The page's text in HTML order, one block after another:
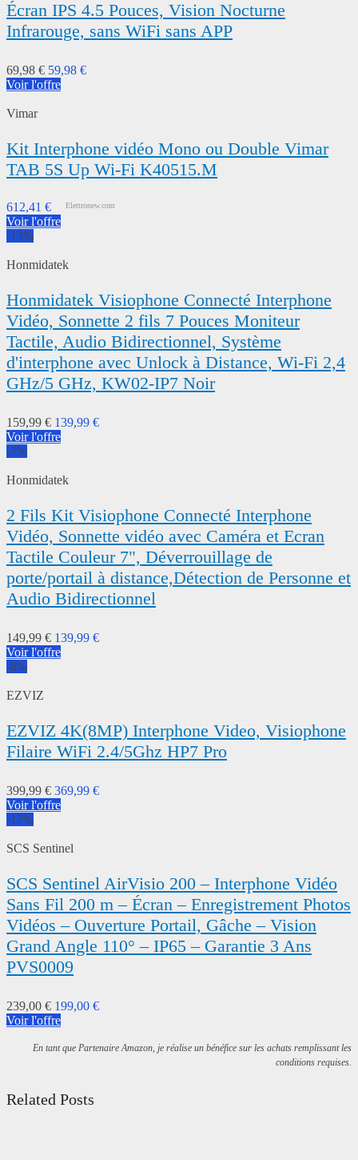
Écran IPS 4.5 Pouces, Vision Nocturne
Infrarouge, sans WiFi sans APP
69,98 € 59,98 €
Voir l'offre
Vimar
Kit Interphone vidéo Mono ou Double Vimar
TAB 5S Up Wi-Fi K40515.M
612,41 € Elettronew.com
Voir l'offre
-13%
Honmidatek
Honmidatek Visiophone Connecté Interphone
Vidéo, Sonnette 2 fils 7 Pouces Moniteur
Tactile, Audio Bidirectionnel, Système
d'interphone avec Unlock à Distance, Wi-Fi 2,4
GHz/5 GHz, KW02-IP7 Noir
159,99 € 139,99 €
Voir l'offre
-7%
Honmidatek
2 Fils Kit Visiophone Connecté Interphone
Vidéo, Sonnette vidéo avec Caméra et Ecran
Tactile Couleur 7", Déverrouillage de
porte/portail à distance,Détection de Personne et
Audio Bidirectionnel
149,99 € 139,99 €
Voir l'offre
-8%
EZVIZ
EZVIZ 4K(8MP) Interphone Video, Visiophone
Filaire WiFi 2.4/5Ghz HP7 Pro
399,99 € 369,99 €
Voir l'offre
-17%
SCS Sentinel
SCS Sentinel AirVisio 200 – Interphone Vidéo
Sans Fil 200 m – Écran – Enregistrement Photos
Vidéos – Ouverture Portail, Gâche – Vision
Grand Angle 110° – IP65 – Garantie 3 Ans
PVS0009
239,00 € 199,00 €
Voir l'offre
En tant que Partenaire Amazon, je réalise un bénéfice sur les achats remplissant les
conditions requises.
Related Posts